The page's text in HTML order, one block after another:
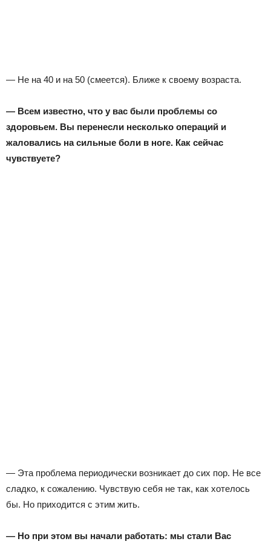
— Не на 40 и на 50 (смеется). Ближе к своему возраста.
— Всем известно, что у вас были проблемы со
здоровьем. Вы перенесли несколько операций и
жаловались на сильные боли в ноге. Как сейчас
чувствуете?
— Эта проблема периодически возникает до сих пор. Не все
сладко, к сожалению. Чувствую себя не так, как хотелось
бы. Но приходится с этим жить.
— Но при этом вы начали работать: мы стали Вас